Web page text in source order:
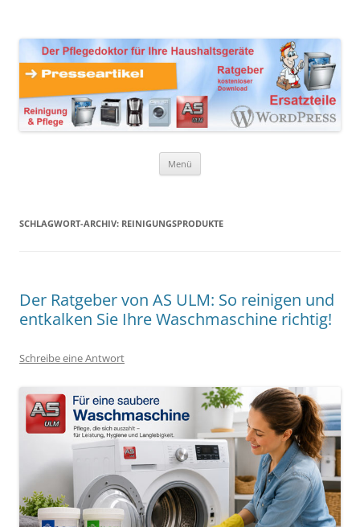
Haushaltsgeräte
Reinigungsprodukte und Pflegemittel
Menü
SCHLAGWORT-ARCHIV: REINIGUNGSPRODUKTE
Der Ratgeber von AS ULM: So reinigen und
entkalken Sie Ihre Waschmaschine richtig!
Schreibe eine Antwort